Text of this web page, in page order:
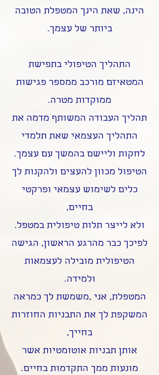
הינה, שאת הינך המטפלת הטובה
ביותר של עצמך.
התהליך הטיפולי בתפישת
המטאיזם מורכב ממספר פגישות
ממוקדות מטרה.
תהליך העבודה המשותף מדמה את
התהליך העצמאי שאת תלמדי
לחקות וליישם בהמשך עם עצמך.
הטיפול מכוון להעצים ולהקנות לך
כלים לשימוש עצמאי ופרקטי
בחיים,
ולא לייצר תלות טיפולית במטפל.
לפיכך כבר מהרגע הראשון, הגישה
הטיפולית מובילה לעצמאות
ולמידה.
המטפלת, אני ,משמשת לך כמראה
המשקפת לך את התבניות החוזרות
בחייך,
אותן תבניות אוטומטיות אשר
מונעות ממך התקדמות בחיים.